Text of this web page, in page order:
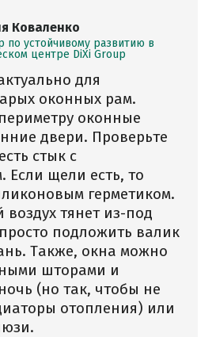
Коваленко
по устойчивому развитию в
центре DiXi Group
для
оконных рам.
оконные
двери. Проверьте
стык с
Если щели есть, то
герметиком.
тянет из-под
подложить валик
Также, окна можно
шторами и
(но так, чтобы не
отопления) или